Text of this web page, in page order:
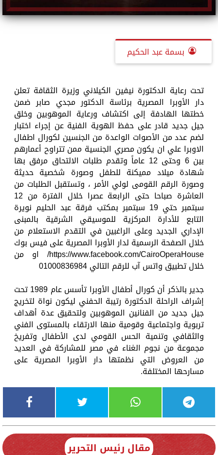
بسمة عبد الحكيم
تحت رعاية الدكتورة نيفين الكيلاني وزيرة الثقافة تعلن
دار الأوبرا المصرية برئاسة الدكتور مجدي صابر ضمن
خطتها الهادفة إلى اكتشاف ورعاية الموهوبين وخلق
جيل جديد قادر على حفظ الهوية الفنية عن إجراء اختبار
لضم عدد من الأصوات الواعدة من الجنسين لكورال اطفال
الاوبرا علي ان يكون مصري الجنسية ممن تتراوح أعمارهم
بين 6 وحتى 12 عاماً وتقدم طلبات الالتحاق مرفق بها
شهادة ميلاد مميكنة للطفل وصورة شخصية حديثة
وصورة الرقم القومى لولي الأمر ، وتستقبل الطلبات من
العاشرة صباحا حتى الرابعة عصرا خلال الفترة من 12
سبتمبر حتي 19 سبتمبر بمكتب فرقة عبد الحليم نويرة
التابع للأدارة المركزية للموسيقي الشرقية بالمبنى
الإداري الجديد وعلى الراغبين في التقدم الاستعلام من
خلال الصفحة الرسمية لدار الأوبرا المصرية على فيس بوك
https://www.facebook.com/CairoOperaHouse/ او من
خلال تطبيق واتس آب للرقم التالي 01000836984
جدير بالذكر أن كورال أطفال الأوبرا تأسس عام 1989 تحت
إشراف الراحلة الدكتورة رتيبة الحفني ليكون نواة لتخريج
جيل جديد من الفنانين الموهوبين ولتحقيق عدة أهداف
تربوية واجتماعية وقومية منها الارتقاء بالمستوى الفني
والثقافي وتنمية الحس القومي لدى الأطفال وتفريخ
مجموعة من نجوم الغناء في مصر للمشاركة في العديد
من العروض التي نظمتها دار الأوبرا المصرية على
مسارحها المختلفة.
مقال رئيس التحرير